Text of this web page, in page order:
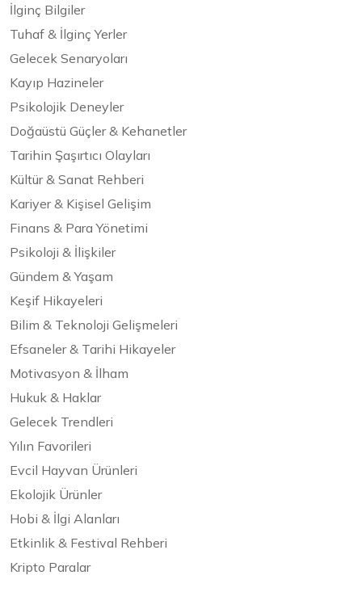
İlginç Bilgiler
Tuhaf & İlginç Yerler
Gelecek Senaryoları
Kayıp Hazineler
Psikolojik Deneyler
Doğaüstü Güçler & Kehanetler
Tarihin Şaşırtıcı Olayları
Kültür & Sanat Rehberi
Kariyer & Kişisel Gelişim
Finans & Para Yönetimi
Psikoloji & İlişkiler
Gündem & Yaşam
Keşif Hikayeleri
Bilim & Teknoloji Gelişmeleri
Efsaneler & Tarihi Hikayeler
Motivasyon & İlham
Hukuk & Haklar
Gelecek Trendleri
Yılın Favorileri
Evcil Hayvan Ürünleri
Ekolojik Ürünler
Hobi & İlgi Alanları
Etkinlik & Festival Rehberi
Kripto Paralar